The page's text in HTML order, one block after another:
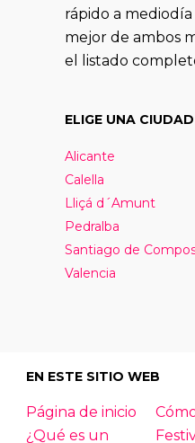
rápido a
mejor de ambos
el listado
ELIGE UNA CIUDAD
Alicante
Calella
Lliçá d´Amunt
Pedralba
Santiago de
Valencia
EN ESTE SITIO WEB
Página de inicio
¿Qué es un